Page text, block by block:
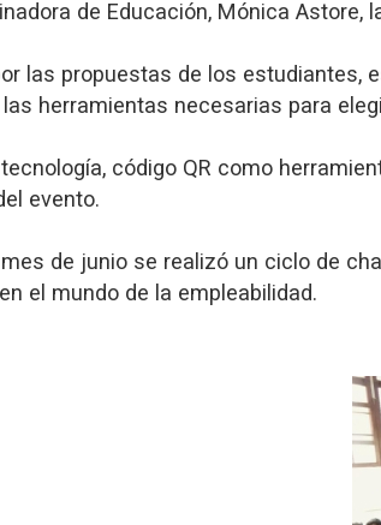
de Educación, Mónica
las propuestas de los estudiantes,
herramientas necesarias para
código QR como
evento.
de junio se realizó un ciclo de
el mundo de la empleabilidad.